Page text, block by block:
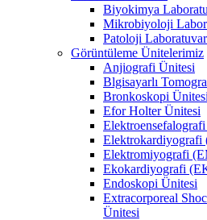
Biyokimya
Mikrobiyoloji
Patoloji
Görüntüleme Ünitelerimiz
Anjiografi Ünitesi
Blgisayarlı
Bronkoskopi Ünitesi
Efor Holter Ünitesi
Elektrokardiyografi
Elektromiyografi
Ekokardiyografi
Endoskopi Ünitesi
Extracorporeal
Ünitesi